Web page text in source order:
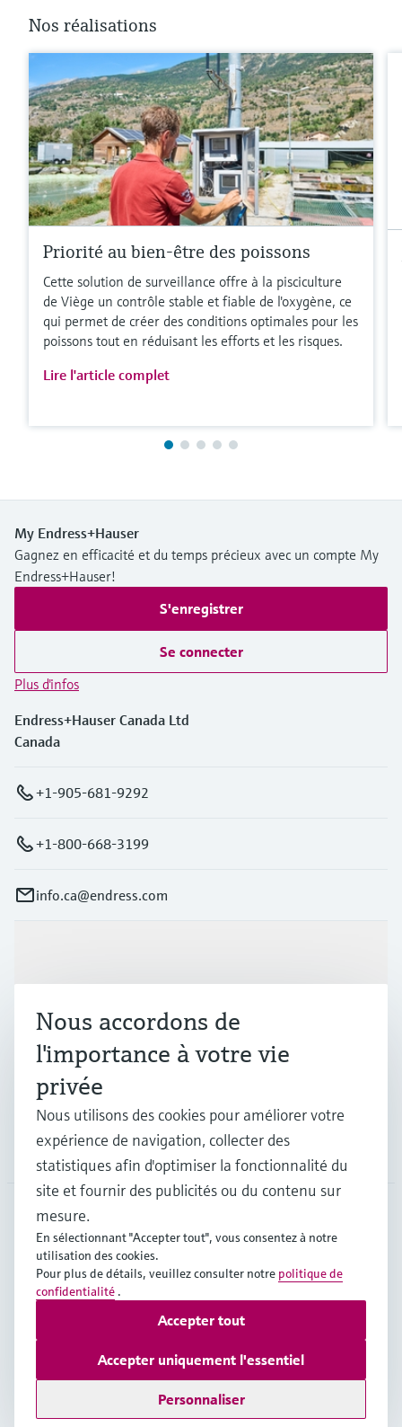
Nos réalisations
Priorité au bien-être des poissons
Cette solution de surveillance offre à la pisciculture
de Viège un contrôle stable et fiable de l'oxygène, ce
qui permet de créer des conditions optimales pour les
poissons tout en réduisant les efforts et les risques.
Lire l'article complet
My Endress+Hauser
Gagnez en efficacité et du temps précieux avec un compte My
Endress+Hauser!
S'enregistrer
Se connecter
Plus d'infos
Endress+Hauser Canada Ltd
Canada
+1-905-681-9292
+1-800-668-3199
info.ca@endress.com
Industries
Support
Société
CAN•Français
Copyright © Endress+Hauser Group Services AG
Conditions d'utilisation
Politique de protection des données
Conditions générales de vente
Nous accordons de
l'importance à votre vie
privée
Nous utilisons des cookies pour améliorer votre
expérience de navigation, collecter des
statistiques afin d'optimiser la fonctionnalité du
site et fournir des publicités ou du contenu sur
mesure.
En sélectionnant "Accepter tout", vous consentez à notre
utilisation des cookies.
Pour plus de détails, veuillez consulter notre politique de
confidentialité .
Personnaliser
Accepter uniquement l'essentiel
Accepter tout